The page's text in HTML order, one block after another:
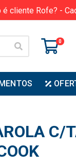
é cliente Rofe? -
0
C/